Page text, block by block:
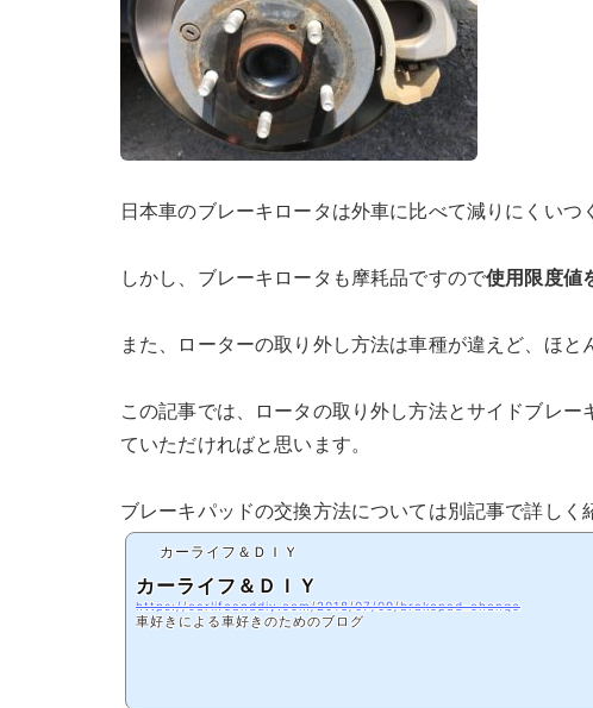
日本車のブレーキロータは外車に比べて減りにくいつ
しかし、ブレーキロータも摩耗品ですので使用限度値
また、ローターの取り外し方法は車種が違えど、ほ
この記事では、ロータの取り外し方法とサイドブレ
ていただければと思います。
ブレーキパッドの交換方法については別記事で詳しく
カーライフ＆ＤＩＹ
カーライフ＆ＤＩＹ
https://carlifeanddiy.com/2018/07/09/brakepad-change
車好きによる車好きのためのブログ